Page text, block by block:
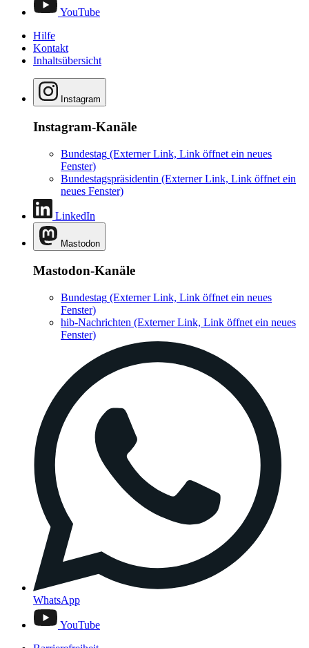
YouTube
Hilfe
Kontakt
Inhaltsübersicht
Instagram
Instagram-Kanäle
Bundestag (Externer Link, Link öffnet ein neues
Fenster)
Bundestagspräsidentin (Externer Link, Link öffnet ein
neues Fenster)
LinkedIn
Mastodon
Mastodon-Kanäle
Bundestag (Externer Link, Link öffnet ein neues
Fenster)
hib-Nachrichten (Externer Link, Link öffnet ein neues
Fenster)
WhatsApp
YouTube